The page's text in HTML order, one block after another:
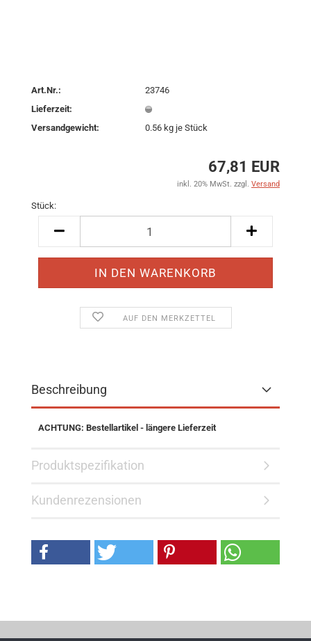
Art.Nr.:
23746
Lieferzeit:
Versandgewicht:
0.56 kg je Stück
67,81 EUR
inkl. 20% MwSt. zzgl. Versand
Stück:
AUF DEN MERKZETTEL
Beschreibung
ACHTUNG: Bestellartikel - längere Lieferzeit
Produktspezifikation
Kundenrezensionen